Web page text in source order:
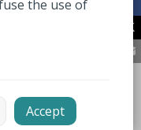
the use of
Accept